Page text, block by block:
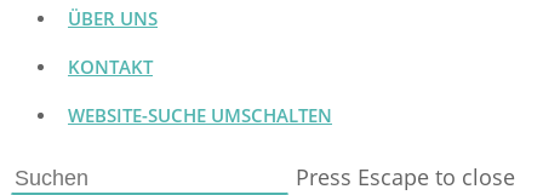
ÜBER UNS
KONTAKT
WEBSITE-SUCHE UMSCHALTEN
Press Escape to close